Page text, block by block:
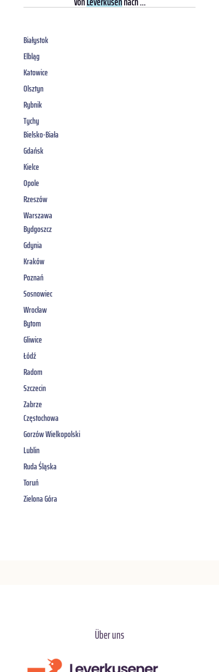
Białystok
Elbląg
Katowice
Olsztyn
Rybnik
Tychy
Bielsko-Biała
Gdańsk
Kielce
Opole
Rzeszów
Warszawa
Bydgoszcz
Gdynia
Kraków
Poznań
Sosnowiec
Wrocław
Bytom
Gliwice
Łódź
Radom
Szczecin
Zabrze
Częstochowa
Gorzów Wielkopolski
Lublin
Ruda Śląska
Toruń
Zielona Góra
Über uns